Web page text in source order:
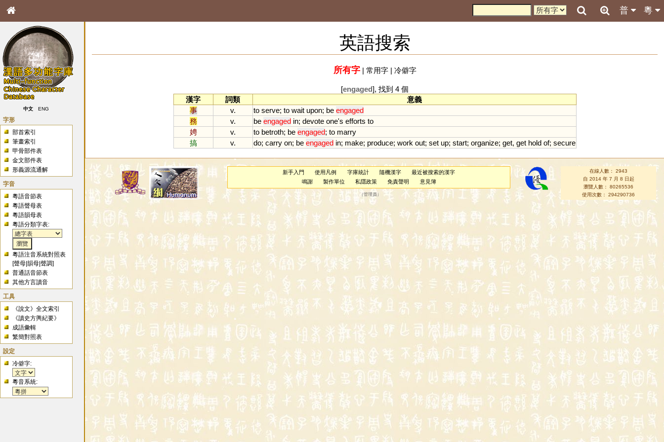
粵
普
中文 ENG
字形
部首索引
筆畫索引
甲骨部件表
金文部件表
形義源流通解
字音
粵語音節表
粵語聲母表
粵語韻母表
粵語分類字表:
粵語注音系統對照表
[聲母 |韻母 |聲調]
普通話音節表
其他方言讀音
工具
《說文》全文索引
《讀史方輿紀要》
成語彙輯
繁簡對照表
設定
冷僻字:
粵音系統:
英語搜索
所有字| 常用字| 冷僻字
[engaged], 找到 4 個
漢字
詞類
意義
事
v. to serve; to wait upon; be engaged
務
v. be engaged in; devote one's efforts to
娉
v. to betroth; be engaged; to marry
搞
v. do; carry on; be engaged in; make; produce; work out; set up; start; organize; get, get hold of; secure
新手入門 使用凡例 字庫統計 隨機漢字
最近被搜索的漢字
鳴謝
製作單位 私隱政策 免責聲明 意見簿
（管理員 ）
在線人數： 2943
自 2014 年 7 月 8 日起
瀏覽人數： 80265536
使用次數： 294290736